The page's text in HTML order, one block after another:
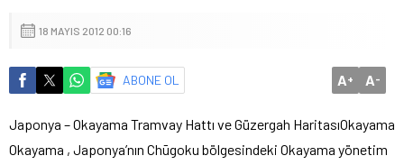
18 MAYIS 2012 00:16
ABONE OL A+ A-
Japonya – Okayama Tramvay Hattı ve Güzergah HaritasıOkayama
Okayama , Japonya’nın Chūgoku bölgesindeki Okayama yönetim